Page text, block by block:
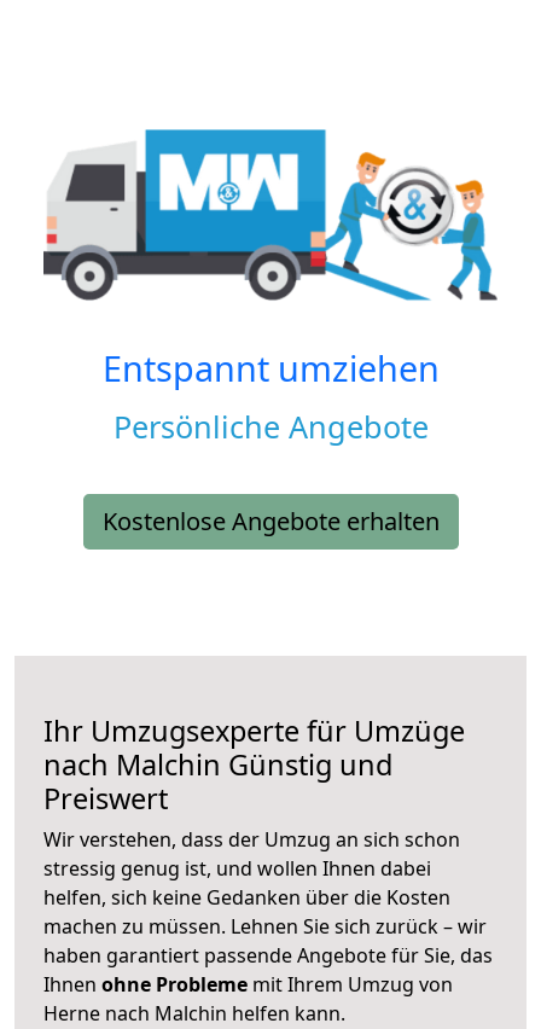
Entspannt umziehen
Persönliche Angebote
Kostenlose Angebote erhalten
Ihr Umzugsexperte für Umzüge
nach Malchin Günstig und
Preiswert
Wir verstehen, dass der Umzug an sich schon
stressig genug ist, und wollen Ihnen dabei
helfen, sich keine Gedanken über die Kosten
machen zu müssen. Lehnen Sie sich zurück – wir
haben garantiert passende Angebote für Sie, das
Ihnen ohne Probleme mit Ihrem Umzug von
Herne nach Malchin helfen kann.